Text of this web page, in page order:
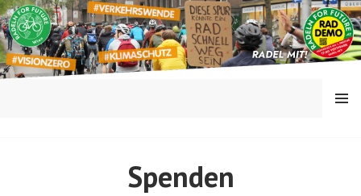
Springe
zum
Inhalt
MENÜ
Spenden